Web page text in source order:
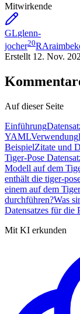
Mitwirkende
GLglenn-
jocher20RA
Erstellt 12. Nov.
Auf dieser Seite
Einführung
YAMLVerwendung
BeispielZitate und
Tiger-Pose
Modell auf dem
enthält die tiger-
einem auf dem
durchführen?Was
Datensatzes für die
Mit KI erkunden